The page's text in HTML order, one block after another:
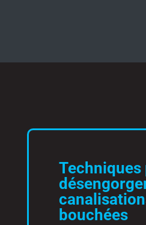
Techniques
bouchées